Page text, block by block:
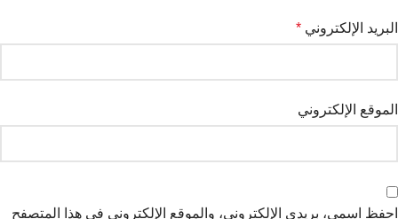
البريد الإلكتروني *
الموقع الإلكتروني
احفظ اسمي، بريدي الإلكتروني، والموقع الإلكتروني في هذا المتصفح